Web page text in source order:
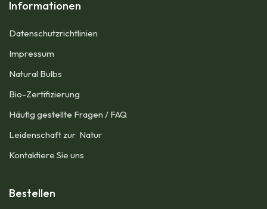
Informationen
Datenschutzrichtlinien
Impressum​
Natural Bulbs
Bio-Zertifizierung
Häufig gestellte Fragen / FAQ
Leidenschaft zur Natur
Kontaktiere Sie uns
Bestellen